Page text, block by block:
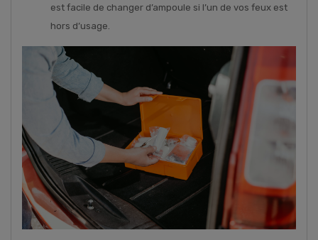
est facile de changer d’ampoule si l’un de vos feux est
hors d’usage.